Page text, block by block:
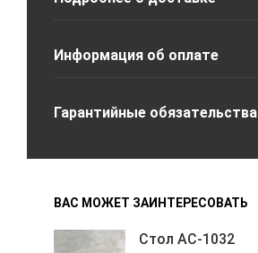
Информация об оплате
Гарантийные обязательства
ВАС МОЖЕТ ЗАИНТЕРЕСОВАТЬ
Стол АС-1032